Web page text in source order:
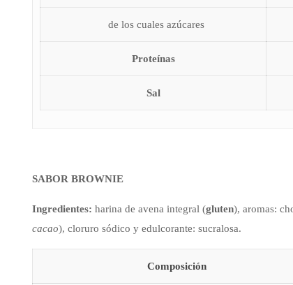
de los cuales azúcares
Proteínas
Sal
SABOR BROWNIE
Ingredientes: harina de avena integral (gluten), aromas:
cacao), cloruro sódico y edulcorante: sucralosa.
Composición